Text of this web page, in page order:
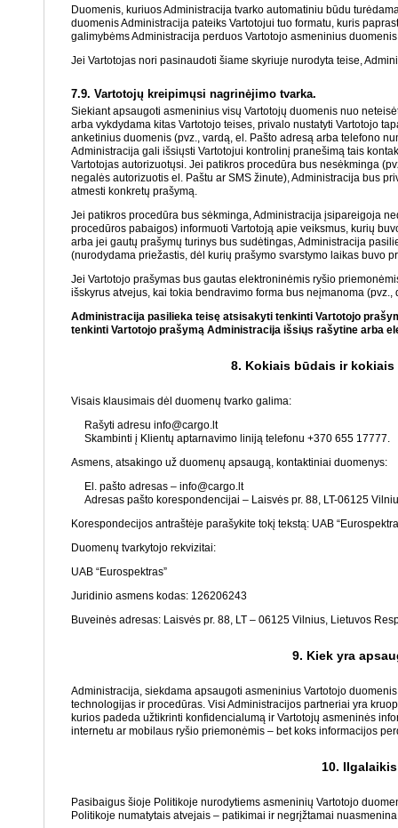
Duomenis, kuriuos Administracija tvarko automatiniu būdu
duomenis Administracija pateiks Vartotojui tuo formatu, kuris
galimybėms Administracija perduos Vartotojo asmeninius
Jei Vartotojas nori pasinaudoti šiame skyriuje nurodyta teise,
7.9. Vartotojų kreipimųsi nagrinėjimo tvarka.
Siekiant apsaugoti asmeninius visų Vartotojų duomenis nuo
arba vykdydama kitas Vartotojo teises, privalo nustatyti Vartotojo
anketinius duomenis (pvz., vardą, el. Pašto adresą arba telefono
Administracija gali išsiųsti Vartotojui kontrolinį pranešimą tais
Vartotojas autorizuotųsi. Jei patikros procedūra bus nesėkminga
negalės autorizuotis el. Paštu ar SMS žinute), Administracija bus
atmesti konkretų prašymą.
Jei patikros procedūra bus sėkminga, Administracija įsipareigoja
procedūros pabaigos) informuoti Vartotoją apie veiksmus, kurių
arba jei gautų prašymų turinys bus sudėtingas, Administracija
(nurodydama priežastis, dėl kurių prašymo svarstymo laikas buvo
Jei Vartotojо prašymas bus gautas elektroninėmis ryšio
išskyrus atvejus, kai tokia bendravimo forma bus neįmanoma
Administracija pasilieka teisę atsisakyti tenkinti Vartotojo
tenkinti Vartotojo prašymą Administracija išsiųs rašytine arba
8. Kokiais būdais ir
Visais klausimais dėl duomenų tvarko galima:
Rašyti adresu info@cargo.lt
Skambinti į Klientų aptarnavimo liniją telefonu +370 655 17777.
Asmens, atsakingo už duomenų apsaugą, kontaktiniai duomenys:
El. pašto adresas – info@cargo.lt
Adresas pašto korespondencijai – Laisvės pr. 88, LT-06125
Korespondecijos antraštėje parašykite tokį tekstą: UAB
Duomenų tvarkytojo rekvizitai:
UAB “Eurospektras”
Juridinio asmens kodas: 126206243
Buveinės adresas: Laisvės pr. 88, LT – 06125 Vilnius, Lietuvos
9. Kiek yra
Administracija, siekdama apsaugoti asmeninius Vartotojo
technologijas ir procedūras. Visi Administracijos partneriai yra
kurios padeda užtikrinti konfidencialumą ir Vartotojų asmeninės
internetu ar mobilaus ryšio priemonėmis – bet koks informacijos
10.
Pasibaigus šioje Politikoje nurodytiems asmeninių Vartotojo
Politikoje numatytais atvejais – patikimai ir negrįžtamai